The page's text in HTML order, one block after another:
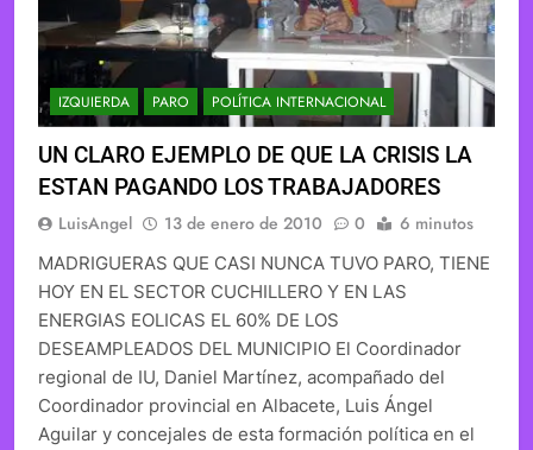
IZQUIERDA PARO POLÍTICA INTERNACIONAL
UN CLARO EJEMPLO DE QUE LA CRISIS LA
ESTAN PAGANDO LOS TRABAJADORES
LuisAngel 13 de enero de 2010 0 6 minutos
MADRIGUERAS QUE CASI NUNCA TUVO PARO, TIENE
HOY EN EL SECTOR CUCHILLERO Y EN LAS
ENERGIAS EOLICAS EL 60% DE LOS
DESEAMPLEADOS DEL MUNICIPIO El Coordinador
regional de IU, Daniel Martínez, acompañado del
Coordinador provincial en Albacete, Luis Ángel
Aguilar y concejales de esta formación política en el